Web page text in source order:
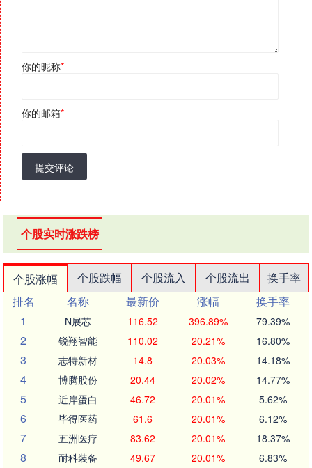
你的昵称*
你的邮箱*
提交评论
个股实时涨跌榜
个股涨幅 个股跌幅 个股流入 个股流出
换手率
排名
名称 最新价 涨幅
换手率
1
N展芯 116.52 396.89% 79.39%
2 锐翔智能 110.02 20.21% 16.80%
3 志特新材 14.8 20.03% 14.18%
4 博腾股份 20.44 20.02% 14.77%
5 近岸蛋白 46.72 20.01% 5.62%
6 毕得医药 61.6 20.01% 6.12%
7 五洲医疗 83.62 20.01% 18.37%
8 耐科装备 49.67 20.01% 6.83%